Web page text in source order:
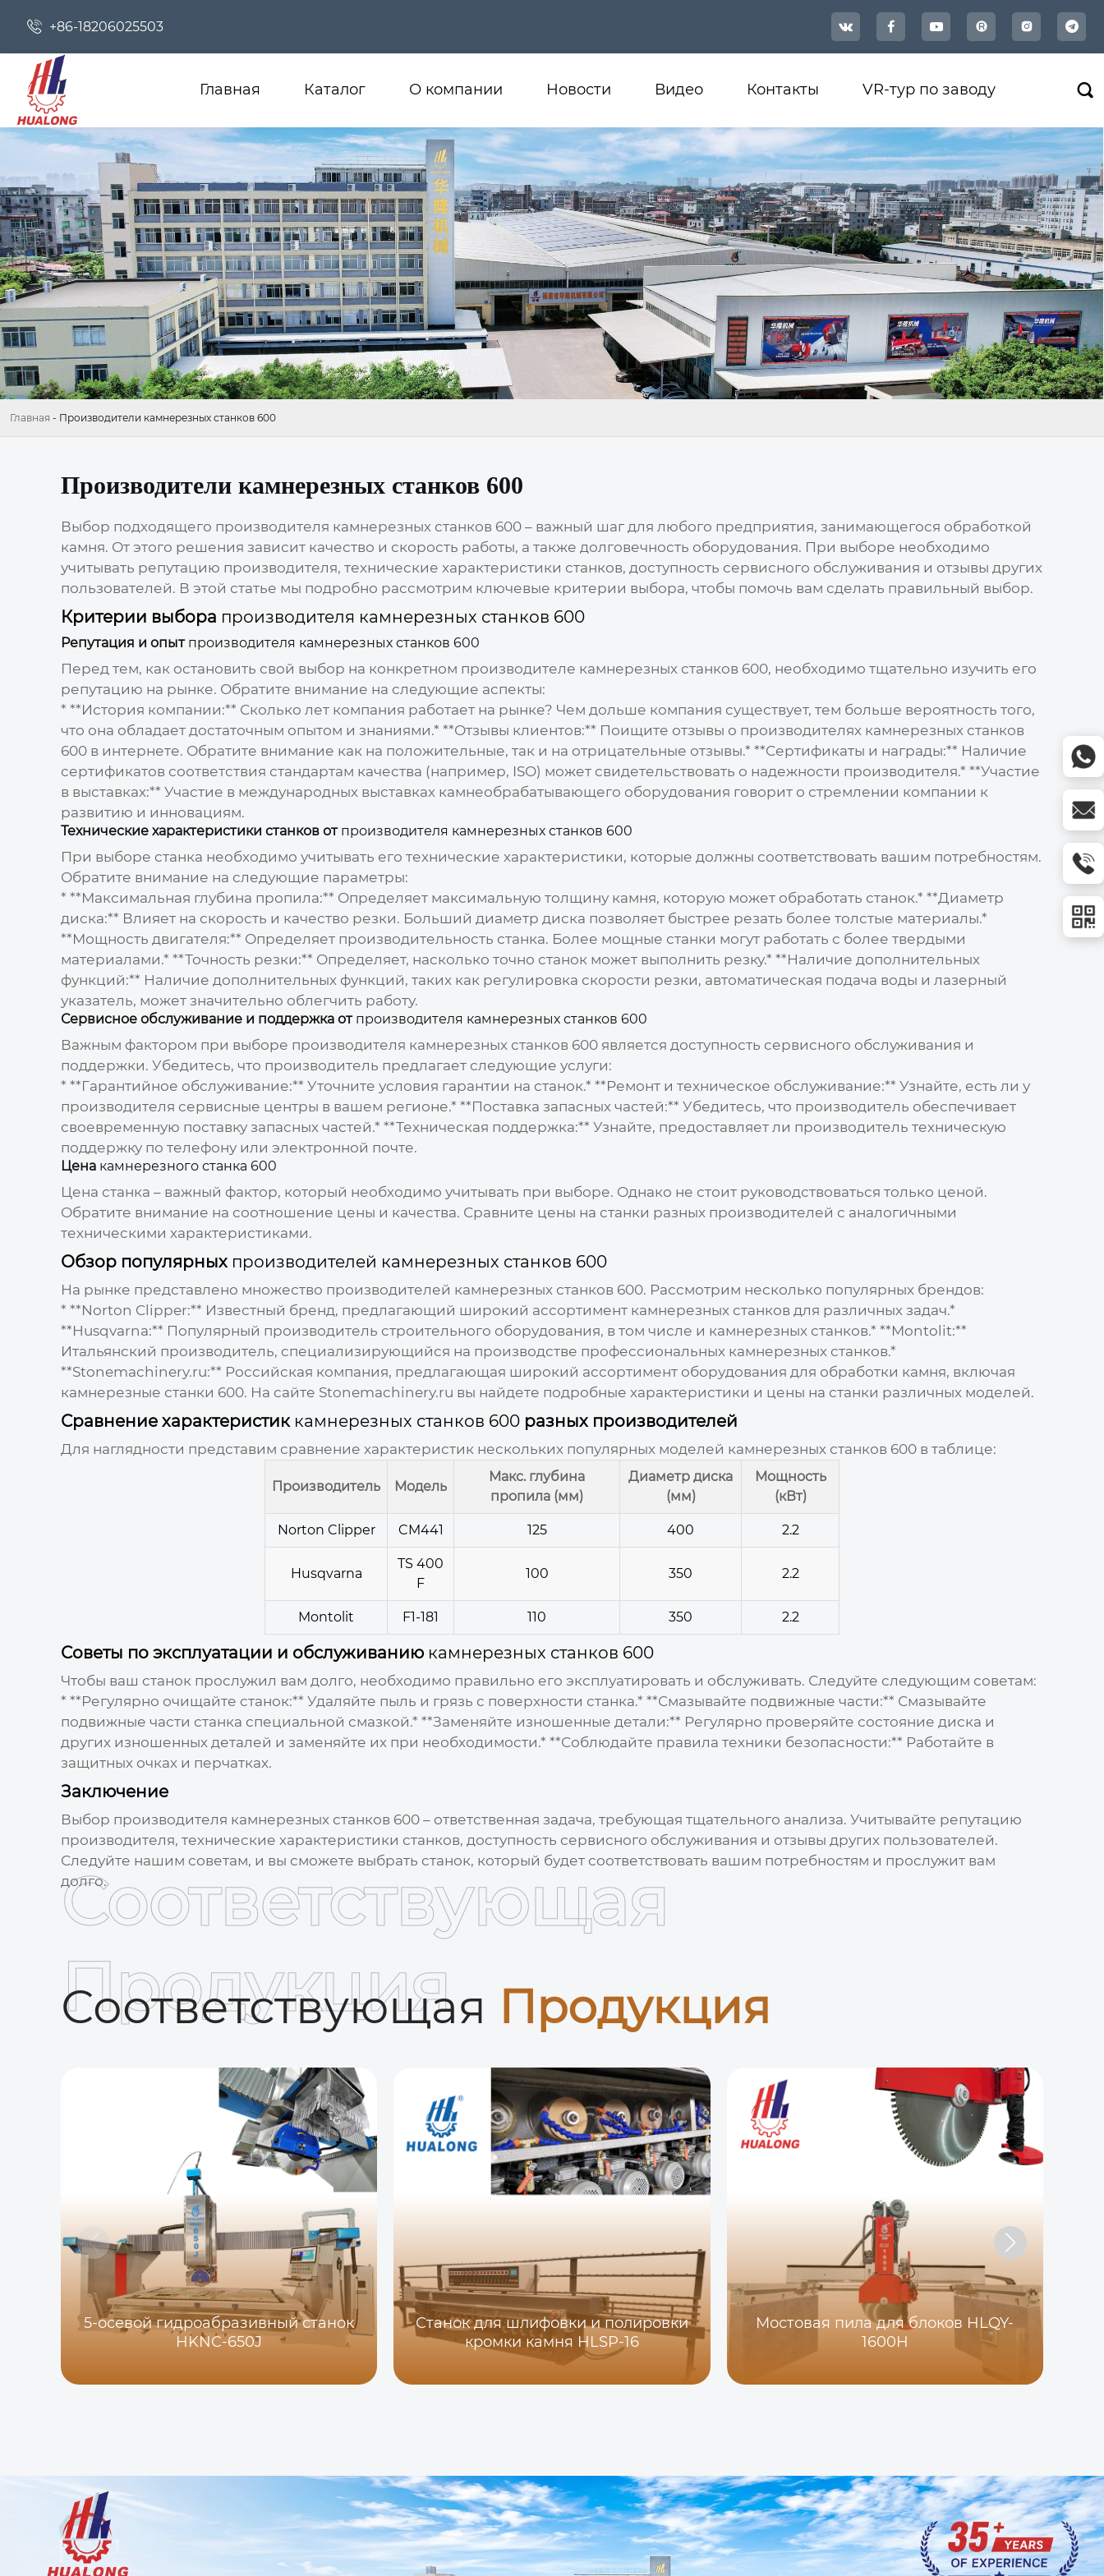
 +86-18206025503    
Главная Каталог О компании Новости Видео Контакты VR-тур по заводу 
Главная - Производители камнерезных станков 600
Производители камнерезных станков 600
Выбор подходящего производителя камнерезных станков 600– важный шаг для любого предприятия, занимающегося обработкой
камня. От этого решения зависит качество и скорость работы, а также долговечность оборудования. При выборе необходимо
учитывать репутацию производителя, технические характеристики станков, доступность сервисного обслуживания и отзывы других
пользователей. В этой статье мы подробно рассмотрим ключевые критерии выбора, чтобы помочь вам сделать правильный выбор.
Критерии выбора производителя камнерезных станков 600
Репутация и опыт производителя камнерезных станков 600
Перед тем, как остановить свой выбор на конкретном производителе камнерезных станков 600, необходимо тщательно изучить его
репутацию на рынке. Обратите внимание на следующие аспекты:
* **История компании:** Сколько лет компания работает на рынке? Чем дольше компания существует, тем больше вероятность того,
что она обладает достаточным опытом и знаниями.* **Отзывы клиентов:** Поищите отзывы о производителях камнерезных станков
600в интернете. Обратите внимание как на положительные, так и на отрицательные отзывы.* **Сертификаты и награды:** Наличие
сертификатов соответствия стандартам качества (например, ISO) может свидетельствовать о надежности производителя.* **Участие
в выставках:** Участие в международных выставках камнеобрабатывающего оборудования говорит о стремлении компании к
развитию и инновациям.
Технические характеристики станков от производителя камнерезных станков 600
При выборе станка необходимо учитывать его технические характеристики, которые должны соответствовать вашим потребностям.
Обратите внимание на следующие параметры:
* **Максимальная глубина пропила:** Определяет максимальную толщину камня, которую может обработать станок.* **Диаметр
диска:** Влияет на скорость и качество резки. Больший диаметр диска позволяет быстрее резать более толстые материалы.*
**Мощность двигателя:** Определяет производительность станка. Более мощные станки могут работать с более твердыми
материалами.* **Точность резки:** Определяет, насколько точно станок может выполнить резку.* **Наличие дополнительных
функций:** Наличие дополнительных функций, таких как регулировка скорости резки, автоматическая подача воды и лазерный
указатель, может значительно облегчить работу.
Сервисное обслуживание и поддержка от производителя камнерезных станков 600
Важным фактором при выборе производителя камнерезных станков 600является доступность сервисного обслуживания и
поддержки. Убедитесь, что производитель предлагает следующие услуги:
* **Гарантийное обслуживание:** Уточните условия гарантии на станок.* **Ремонт и техническое обслуживание:** Узнайте, есть ли у
производителя сервисные центры в вашем регионе.* **Поставка запасных частей:** Убедитесь, что производитель обеспечивает
своевременную поставку запасных частей.* **Техническая поддержка:** Узнайте, предоставляет ли производитель техническую
поддержку по телефону или электронной почте.
Цена камнерезного станка 600
Цена станка – важный фактор, который необходимо учитывать при выборе. Однако не стоит руководствоваться только ценой.
Обратите внимание на соотношение цены и качества. Сравните цены на станки разных производителей с аналогичными
техническими характеристиками.
Обзор популярных производителей камнерезных станков 600
На рынке представлено множество производителей камнерезных станков 600. Рассмотрим несколько популярных брендов:
* **Norton Clipper:** Известный бренд, предлагающий широкий ассортимент камнерезных станков для различных задач.*
**Husqvarna:** Популярный производитель строительного оборудования, в том числе и камнерезных станков.* **Montolit:**
Итальянский производитель, специализирующийся на производстве профессиональных камнерезных станков.*
**Stonemachinery.ru:** Российская компания, предлагающая широкий ассортимент оборудования для обработки камня, включая
камнерезные станки 600. На сайте Stonemachinery.ru вы найдете подробные характеристики и цены на станки различных моделей.
Сравнение характеристик камнерезных станков 600разных производителей
Для наглядности представим сравнение характеристик нескольких популярных моделей камнерезных станков 600в таблице:
Производитель Модель
Макс. глубина
пропила (мм)
Диаметр диска
(мм)
Мощность
(кВт)
Norton Clipper CM441 125 400 2.2
Husqvarna
TS 400
F
100 350 2.2
Montolit F1-181 110 350 2.2
Советы по эксплуатации и обслуживанию камнерезных станков 600
Чтобы ваш станок прослужил вам долго, необходимо правильно его эксплуатировать и обслуживать. Следуйте следующим советам:
* **Регулярно очищайте станок:** Удаляйте пыль и грязь с поверхности станка.* **Смазывайте подвижные части:** Смазывайте
подвижные части станка специальной смазкой.* **Заменяйте изношенные детали:** Регулярно проверяйте состояние диска и
других изношенных деталей и заменяйте их при необходимости.* **Соблюдайте правила техники безопасности:** Работайте в
защитных очках и перчатках.
Заключение
Выбор производителя камнерезных станков 600– ответственная задача, требующая тщательного анализа. Учитывайте репутацию
производителя, технические характеристики станков, доступность сервисного обслуживания и отзывы других пользователей.
Следуйте нашим советам, и вы сможете выбрать станок, который будет соответствовать вашим потребностям и прослужит вам
долго.
Соответствующая Продукция
Соответствующая
Продукция
5-осевой гидроабразивный станок
HKNC-650J
Станок для шлифовки и полировки
кромки камня HLSP-16
Мостовая пила для блоков HLQY-
1600H